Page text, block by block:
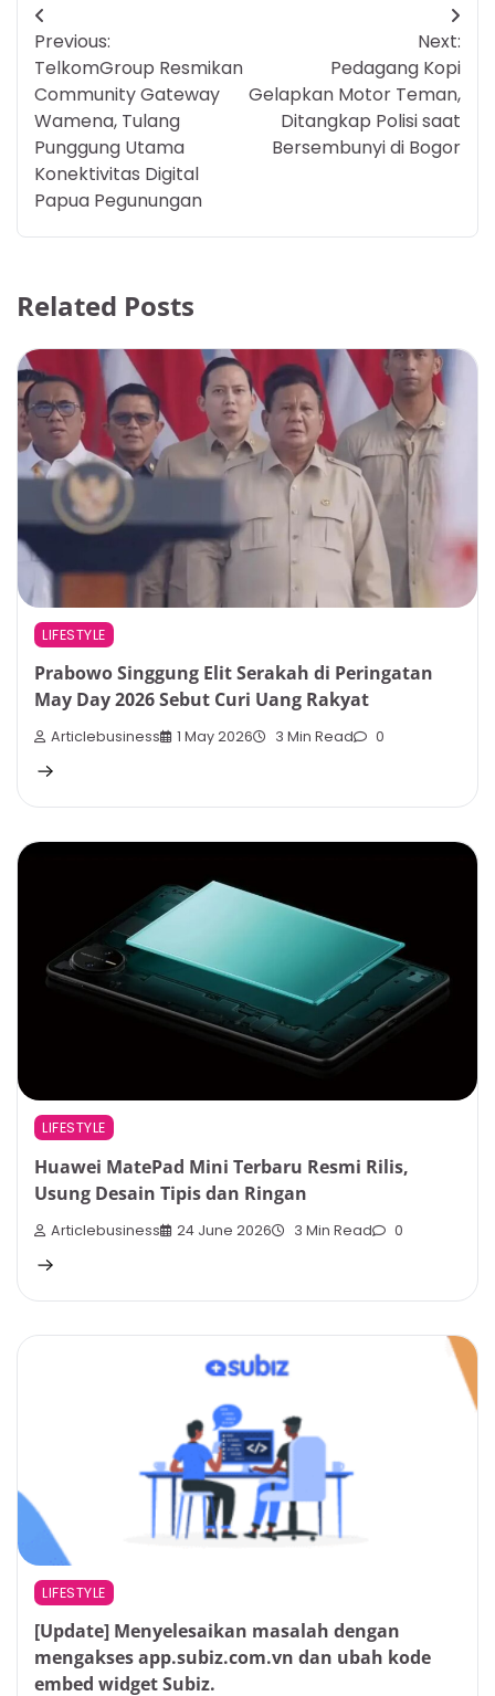
Post
navigation
Previous:
TelkomGroup Resmikan
Community Gateway
Wamena, Tulang
Punggung Utama
Konektivitas Digital
Papua Pegunungan
Next:
Pedagang Kopi
Gelapkan Motor Teman,
Ditangkap Polisi saat
Bersembunyi di Bogor
Related Posts
LIFESTYLE
Prabowo Singgung Elit Serakah di Peringatan
May Day 2026 Sebut Curi Uang Rakyat
Articlebusiness 1 May 2026 3 Min Read 0
LIFESTYLE
Huawei MatePad Mini Terbaru Resmi Rilis,
Usung Desain Tipis dan Ringan
Articlebusiness 24 June 2026 3 Min Read 0
LIFESTYLE
[Update] Menyelesaikan masalah dengan
mengakses app.subiz.com.vn dan ubah kode
embed widget Subiz.